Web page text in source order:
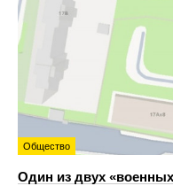
Общество
Один из двух